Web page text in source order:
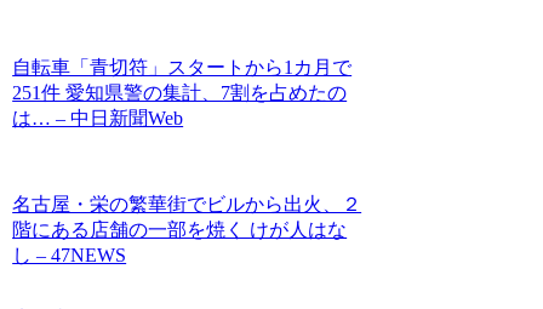
自転車「青切符」スタートから1カ月で
251件 愛知県警の集計、7割を占めたの
は… – 中日新聞Web
名古屋・栄の繁華街でビルから出火、２
階にある店舗の一部を焼く けが人はな
し – 47NEWS